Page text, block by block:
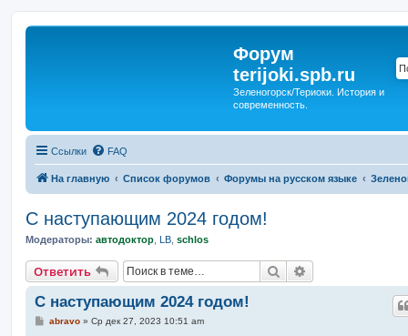
Форум
terijoki.spb.ru
Зеленогорск/Териоки. История и
современность.
Ссылки FAQ
На главную Список форумов Форумы на русском языке
С наступающим 2024 годом!
Модераторы: автодоктор LB schlos
Ответить Поиск
С наступающим 2024 годом!
Сabravo» Ср дек 27, 2023 10:51 am